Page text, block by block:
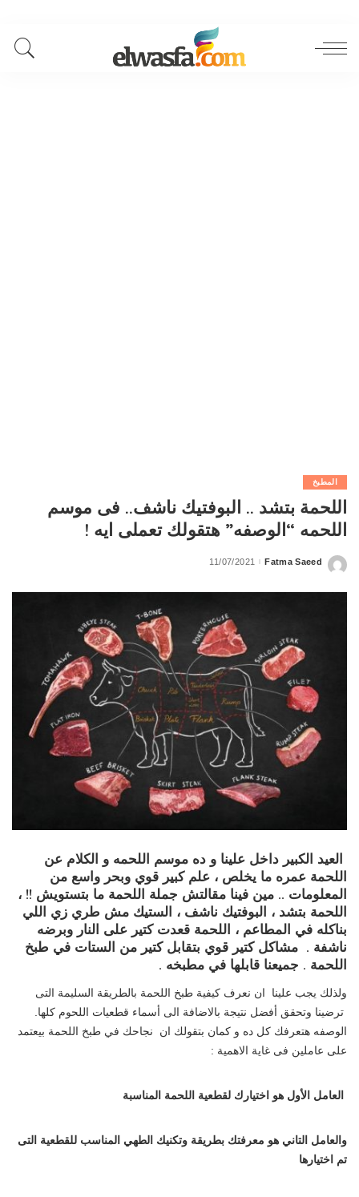
المطبخ
اللحمة بتشد .. البوفتيك ناشف.. فى موسم
اللحمه “الوصفه” هتقولك تعملى ايه !
Posted
Fatma Saeed
11/07/2021
العيد الكبير داخل علينا و ده موسم اللحمه و الكلام عن
اللحمة عمره ما يخلص ، علم كبير قوي وبحر واسع من
المعلومات .. مين فينا مقالتش جملة اللحمة ما بتستويش !! ،
اللحمة بتشد ، البوفتيك ناشف ، الستيك مش طري زي اللي
بناكله في المطاعم ، اللحمة قعدت كتير على النار وبرضه
ناشفة . مشاكل كتير قوي بتقابل كتير من الستات في طبخ
اللحمة . جميعنا قابلها في مطبخه .
ولذلك يجب علينا ان نعرف كيفية طبخ اللحمة بالطريقة السليمة التى
ترضينا وتحقق أفضل نتيجة بالاضافة الى أسماء قطعيات اللحوم كلها.
الوصفه هتعرفك كل ده و كمان بتقولك ان نجاحك في طبخ اللحمة بيعتمد
على عاملين فى غاية الاهمية :
العامل الأول هو اختيارك لقطعية اللحمة المناسبة
والعامل التاني هو معرفتك بطريقة وتكنيك الطهي المناسب للقطعية التى
تم اختيارها